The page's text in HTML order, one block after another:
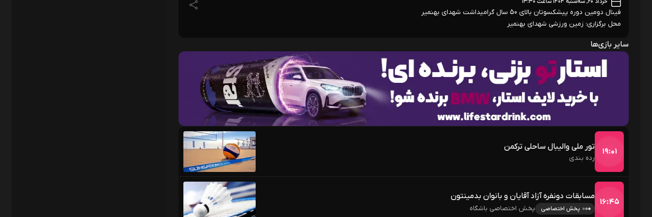
فینال دومین دوره پیشکسوتان بالای 50 سال گرامیداشت شهدای بهنمیر
محل برگزاری: زمین ورزشی شهدای بهنمیر
سایر بازی‌ها
۱۹:۰۱ تور ملی والیبال ساحلی ترکمن
رده بندی
۱۶:۴۵
مسابقات دونفره آزاد آقایان و بانوان بدمینتون
پخش اختصاصی پخش اختصاصی باشگاه